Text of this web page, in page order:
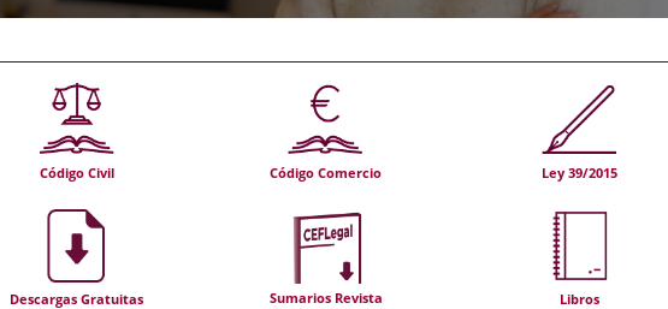
Código Civil Código Comercio Ley 39/2015
Descargas Gratuitas Sumarios Revista Libros